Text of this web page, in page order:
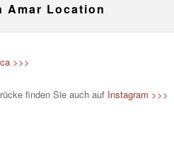
Amar Location
>>>
finden Sie auch auf Instagram >>>